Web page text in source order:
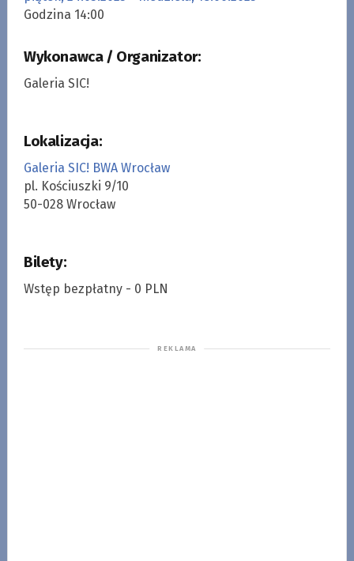
Godzina 14:00
Wykonawca / Organizator:
Galeria SIC!
Lokalizacja:
Galeria SIC! BWA Wrocław
pl. Kościuszki 9/10
50-028 Wrocław
Bilety:
Wstęp bezpłatny - 0 PLN